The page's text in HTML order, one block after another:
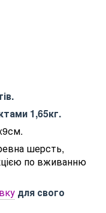
1,65кг.
шерсть,
по вживанню
для свого